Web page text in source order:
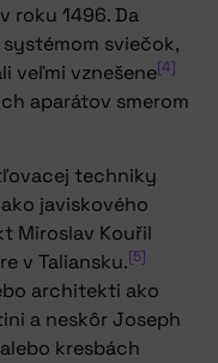
roku 1496. Da
sviečok,
veľmi vznešene[4]
aparátov smerom
techniky
javiskového
Miroslav Kouřil
v Taliansku.[5]
architekti ako
a neskôr Joseph
kresbách